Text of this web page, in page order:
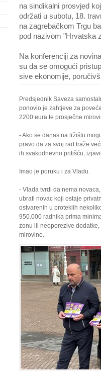
na sindikalni prosvjed
održati u subotu, 18.
na zagrebačkom Trgu
pod nazivom "Hrvatska
Na konferenciji za
su da se omogući
sive ekonomije,
Predsjednik Saveza
ponovio je zahtjeve za
2200 eura te prosječne
- Ako se danas na tržištu
pravo da za svoj rad traže
ih svakodnevno pritišću,
Imao je poruku i za Vladu.
- Vlada tvrdi da nema
ubrati novac koji ostaje
ostvarenih u proteklih
950.000 radnika prima
zonu ili neoporezive
mirovine.